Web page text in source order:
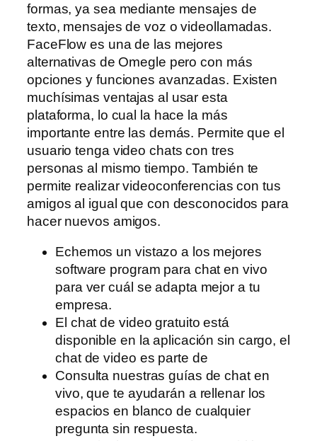
formas, ya sea mediante mensajes de
texto, mensajes de voz o videollamadas.
FaceFlow es una de las mejores
alternativas de Omegle pero con más
opciones y funciones avanzadas. Existen
muchísimas ventajas al usar esta
plataforma, lo cual la hace la más
importante entre las demás. Permite que el
usuario tenga video chats con tres
personas al mismo tiempo. También te
permite realizar videoconferencias con tus
amigos al igual que con desconocidos para
hacer nuevos amigos.
Echemos un vistazo a los mejores
software program para chat en vivo
para ver cuál se adapta mejor a tu
empresa.
El chat de video gratuito está
disponible en la aplicación sin cargo, el
chat de video es parte de
Consulta nuestras guías de chat en
vivo, que te ayudarán a rellenar los
espacios en blanco de cualquier
pregunta sin respuesta.